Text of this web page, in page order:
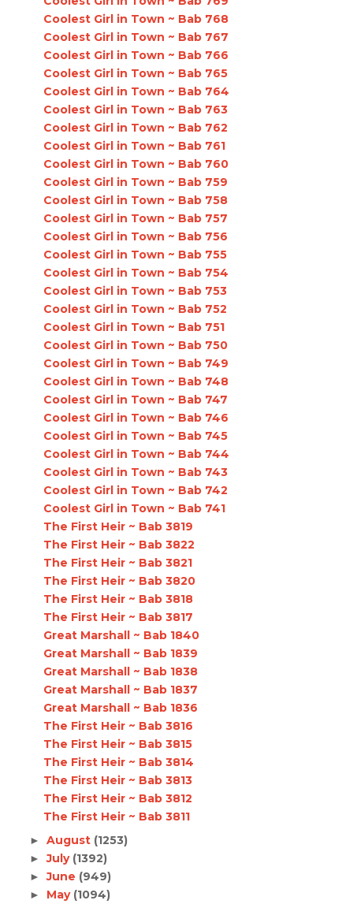
Coolest Girl in Town ~ Bab 768
Coolest Girl in Town ~ Bab 767
Coolest Girl in Town ~ Bab 766
Coolest Girl in Town ~ Bab 765
Coolest Girl in Town ~ Bab 764
Coolest Girl in Town ~ Bab 763
Coolest Girl in Town ~ Bab 762
Coolest Girl in Town ~ Bab 761
Coolest Girl in Town ~ Bab 760
Coolest Girl in Town ~ Bab 759
Coolest Girl in Town ~ Bab 758
Coolest Girl in Town ~ Bab 757
Coolest Girl in Town ~ Bab 756
Coolest Girl in Town ~ Bab 755
Coolest Girl in Town ~ Bab 754
Coolest Girl in Town ~ Bab 753
Coolest Girl in Town ~ Bab 752
Coolest Girl in Town ~ Bab 751
Coolest Girl in Town ~ Bab 750
Coolest Girl in Town ~ Bab 749
Coolest Girl in Town ~ Bab 748
Coolest Girl in Town ~ Bab 747
Coolest Girl in Town ~ Bab 746
Coolest Girl in Town ~ Bab 745
Coolest Girl in Town ~ Bab 744
Coolest Girl in Town ~ Bab 743
Coolest Girl in Town ~ Bab 742
Coolest Girl in Town ~ Bab 741
The First Heir ~ Bab 3819
The First Heir ~ Bab 3822
The First Heir ~ Bab 3821
The First Heir ~ Bab 3820
The First Heir ~ Bab 3818
The First Heir ~ Bab 3817
Great Marshall ~ Bab 1840
Great Marshall ~ Bab 1839
Great Marshall ~ Bab 1838
Great Marshall ~ Bab 1837
Great Marshall ~ Bab 1836
The First Heir ~ Bab 3816
The First Heir ~ Bab 3815
The First Heir ~ Bab 3814
The First Heir ~ Bab 3813
The First Heir ~ Bab 3812
The First Heir ~ Bab 3811
► August (1253)
►July (1392)
►June (949)
► May (1094)